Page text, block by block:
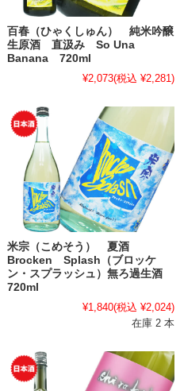
百春（ひゃくしゅん） 純米吟醸
生原酒 直汲み So Una
Banana 720ml
¥2,073(税込 ¥2,281)
米宗（こめそう） 夏酒
Brocken Splash（ブロッケ
ン・スプラッシュ）無ろ過生酒
720ml
¥1,840(税込 ¥2,024)
在庫 2 本